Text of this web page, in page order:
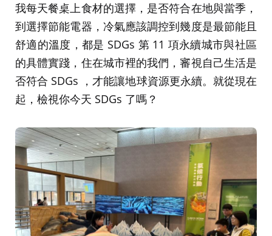
我每天餐桌上食材的選擇，是否符合在地與當季，
到選擇節能電器，冷氣應該調控到幾度是最節能且
舒適的溫度，都是 SDGs 第 11 項永續城市與社區
的具體實踐，住在城市裡的我們，審視自己生活是
否符合 SDGs ，才能讓地球資源更永續。就從現在
起，檢視你今天 SDGs 了嗎？